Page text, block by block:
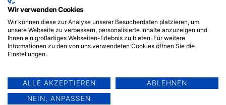
SENDEN
Wir verwenden Cookies
Wir können diese zur Analyse unserer Besucherdaten platzieren, um
unsere Webseite zu verbessern, personalisierte Inhalte anzuzeigen und
Ihnen ein großartiges Webseiten-Erlebnis zu bieten. Für weitere
Informationen zu den von uns verwendeten Cookies öffnen Sie die
Einstellungen.
ALLE AKZEPTIEREN
ABLEHNEN
NEIN, ANPASSEN